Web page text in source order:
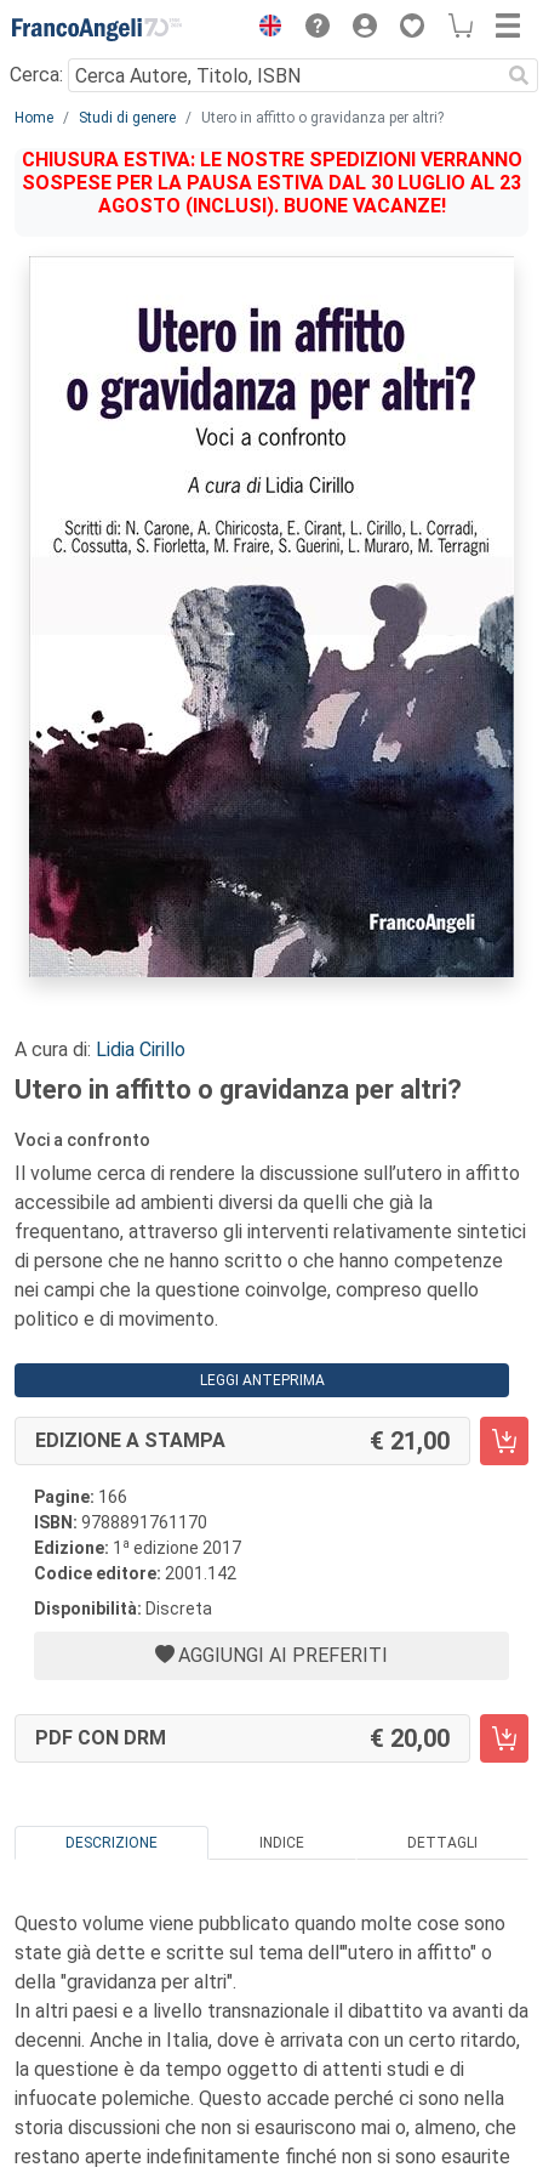
Menu
Cerca:
Main content
Home Studi di genere Utero in affitto o gravidanza per altri?
CHIUSURA ESTIVA: LE NOSTRE SPEDIZIONI VERRANNO
SOSPESE PER LA PAUSA ESTIVA DAL 30 LUGLIO AL 23
AGOSTO (INCLUSI). BUONE VACANZE!
A cura di: Lidia Cirillo
Utero in affitto o gravidanza per altri?
Voci a confronto
Il volume cerca di rendere la discussione sull’utero in affitto
accessibile ad ambienti diversi da quelli che già la
frequentano, attraverso gli interventi relativamente sintetici
di persone che ne hanno scritto o che hanno competenze
nei campi che la questione coinvolge, compreso quello
politico e di movimento.
LEGGI ANTEPRIMA
EDIZIONE A STAMPA 21,00
Pagine: 166
ISBN: 9788891761170
Edizione: 1 a edizione 2017
Codice editore: 2001.142
Disponibilità: Discreta
AGGIUNGI AI PREFERITI
PDF CON DRM 20,00
DESCRIZIONE INDICE DETTAGLI
Questo volume viene pubblicato quando molte cose sono
state già dette e scritte sul tema dell'"utero in affitto" o
della "gravidanza per altri".
In altri paesi e a livello transnazionale il dibattito va avanti da
decenni. Anche in Italia, dove è arrivata con un certo ritardo,
la questione è da tempo oggetto di attenti studi e di
infuocate polemiche. Questo accade perché ci sono nella
storia discussioni che non si esauriscono mai o, almeno, che
restano aperte indefinitamente finché non si sono esaurite